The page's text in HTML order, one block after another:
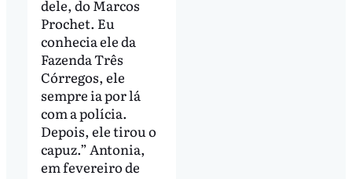
dele, do Marcos
Prochet. Eu
conhecia ele da
Fazenda Três
Córregos, ele
sempre ia por lá
com a polícia.
Depois, ele tirou o
capuz.” Antonia,
em fevereiro de